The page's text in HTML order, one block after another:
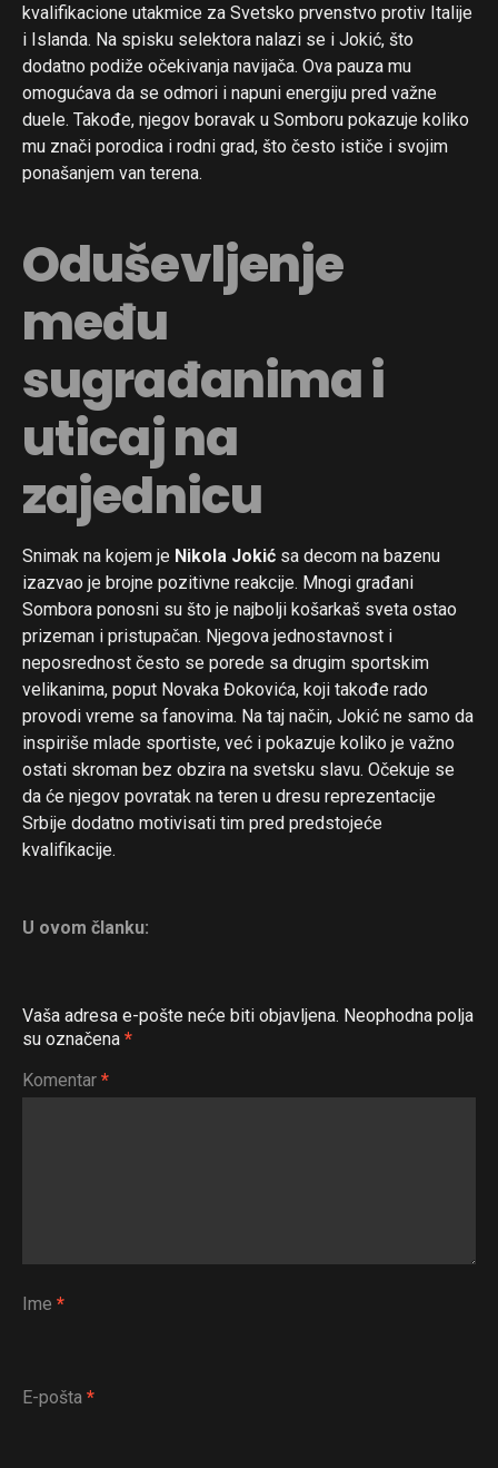
kvalifikacione utakmice za Svetsko prvenstvo protiv Italije
i Islanda. Na spisku selektora nalazi se i Jokić, što
dodatno podiže očekivanja navijača. Ova pauza mu
omogućava da se odmori i napuni energiju pred važne
duele. Takođe, njegov boravak u Somboru pokazuje koliko
mu znači porodica i rodni grad, što često ističe i svojim
ponašanjem van terena.
Oduševljenje
među
sugrađanima i
uticaj na
zajednicu
Snimak na kojem je Nikola Jokić sa decom na bazenu
izazvao je brojne pozitivne reakcije. Mnogi građani
Sombora ponosni su što je najbolji košarkaš sveta ostao
prizeman i pristupačan. Njegova jednostavnost i
neposrednost često se porede sa drugim sportskim
velikanima, poput Novaka Đokovića, koji takođe rado
provodi vreme sa fanovima. Na taj način, Jokić ne samo da
inspiriše mlade sportiste, već i pokazuje koliko je važno
ostati skroman bez obzira na svetsku slavu. Očekuje se
da će njegov povratak na teren u dresu reprezentacije
Srbije dodatno motivisati tim pred predstojeće
kvalifikacije.
U ovom članku:
Vaša adresa e-pošte neće biti objavljena. Neophodna polja
su označena *
Komentar *
Ime *
E-pošta *